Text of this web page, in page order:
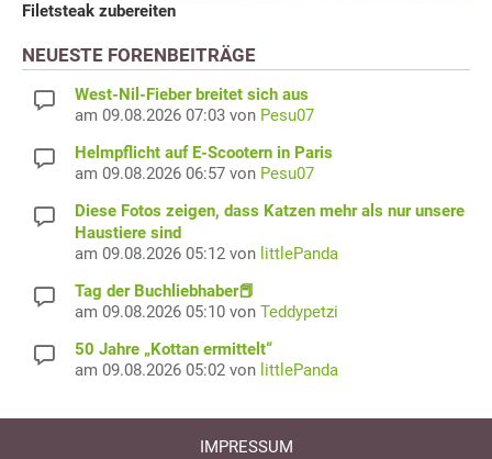
Filetsteak zubereiten
NEUESTE FORENBEITRÄGE
West-Nil-Fieber breitet sich aus
am 09.08.2026 07:03 von Pesu07
Helmpflicht auf E-Scootern in Paris
am 09.08.2026 06:57 von Pesu07
Diese Fotos zeigen, dass Katzen mehr als nur unsere
Haustiere sind
am 09.08.2026 05:12 von littlePanda
Tag der Buchliebhaber📕
am 09.08.2026 05:10 von Teddypetzi
50 Jahre „Kottan ermittelt“
am 09.08.2026 05:02 von littlePanda
IMPRESSUM